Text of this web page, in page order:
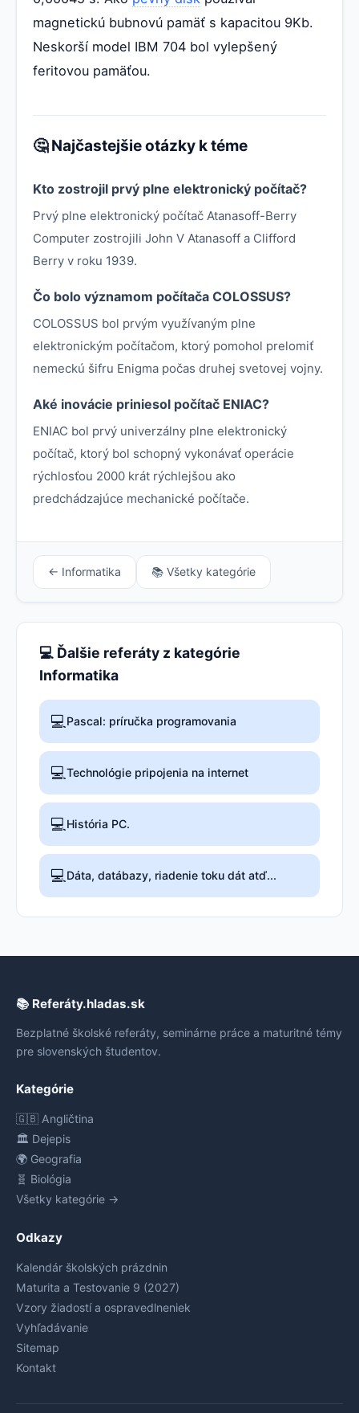
magnetickú bubnovú pamäť s kapacitou 9Kb.
Neskorší model IBM 704 bol vylepšený
feritovou pamäťou.
🤔 Najčastejšie otázky k téme
Kto zostrojil prvý plne elektronický počítač?
Prvý plne elektronický počítač Atanasoff-Berry
Computer zostrojili John V Atanasoff a Clifford
Berry v roku 1939.
Čo bolo významom počítača COLOSSUS?
COLOSSUS bol prvým využívaným plne
elektronickým počítačom, ktorý pomohol prelomiť
nemeckú šifru Enigma počas druhej svetovej vojny.
Aké inovácie priniesol počítač ENIAC?
ENIAC bol prvý univerzálny plne elektronický
počítač, ktorý bol schopný vykonávať operácie
rýchlosťou 2000 krát rýchlejšou ako
predchádzajúce mechanické počítače.
← Informatika 📚 Všetky kategórie
💻 Ďalšie referáty z kategórie
Informatika
💻Pascal: príručka programovania
💻Technológie pripojenia na internet
💻História PC.
💻Dáta, datábazy, riadenie toku dát atď...
📚 Referáty.hladas.sk
Bezplatné školské referáty, seminárne práce a maturitné témy
pre slovenských študentov.
Kategórie
🇬🇧 Angličtina
🏛️ Dejepis
🌍 Geografia
🧬 Biológia
Všetky kategórie →
Odkazy
Kalendár školských prázdnin
Maturita a Testovanie 9 (2027)
Vzory žiadostí a ospravedlneniek
Vyhľadávanie
Sitemap
Kontakt